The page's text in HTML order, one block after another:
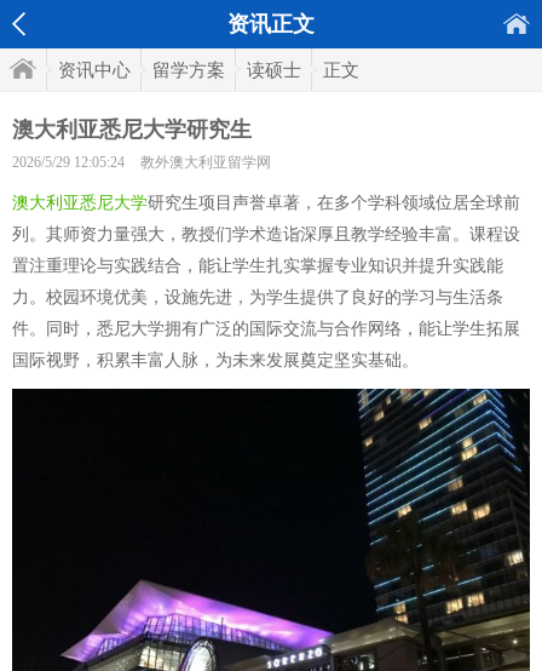
资讯正文
资讯中心 留学方案 读硕士 正文
澳大利亚悉尼大学研究生
2026/5/29 12:05:24 教外澳大利亚留学网
澳大利亚悉尼大学研究生项目声誉卓著，在多个学科领域位居全球前
列。其师资力量强大，教授们学术造诣深厚且教学经验丰富。课程设
置注重理论与实践结合，能让学生扎实掌握专业知识并提升实践能
力。校园环境优美，设施先进，为学生提供了良好的学习与生活条
件。同时，悉尼大学拥有广泛的国际交流与合作网络，能让学生拓展
国际视野，积累丰富人脉，为未来发展奠定坚实基础。